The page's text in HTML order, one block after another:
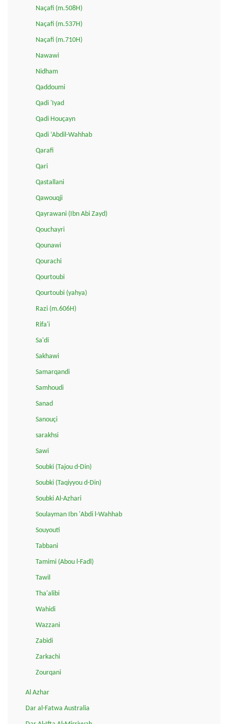
Naçafi (m.508H)
Naçafi (m.537H)
Naçafi (m.710H)
Nawawi
Nidham
Qaddoumi
Qadi 'Iyad
Qadi Houçayn
Qadi ‘Abdil-Wahhab
Qarafi
Qari
Qastallani
Qawouqji
Qayrawani (Ibn Abi Zayd)
Qouchayri
Qounawi
Qourachi
Qourtoubi
Qourtoubi (yahya)
Razi (m.606H)
Rifa'i
Sa'di
Sakhawi
Samarqandi
Samhoudi
Sanad
Sanouçi
sarakhsi
Sawi
Soubki (Tajou d-Din)
Soubki (Taqiyyou d-Din)
Soubki Al-Azhari
Soulayman Ibn 'Abdi l-Wahhab
Souyouti
Tabbani
Tamimi (Abou l-Fadl)
Tawil
Tha'alibi
Wahidi
Wazzani
Zabidi
Zarkachi
Zourqani
Al Azhar
Dar al-Fatwa Australia